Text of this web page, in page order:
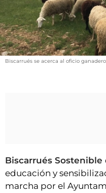
AGENDA
CARTELERA
FARMACIAS
HORÓSCOPO
Biscarrués se acerca al oficio
Biscarrués Sostenible
educación y
marcha por el